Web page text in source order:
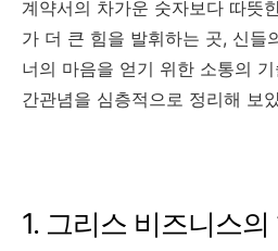
계약서의 차가운 숫자보다 따뜻
가 더 큰 힘을 발휘하는 곳, 신들
너의 마음을 얻기 위한 소통의
간관념을 심층적으로 정리해 보
1. 그리스 비즈니스